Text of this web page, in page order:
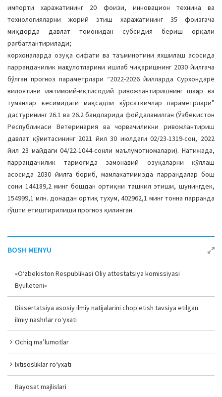
импорти харажатининг 20 фоизи, инновацион техника ва
технологияларни жорий этиш харажатининг 35 фоизгача
миқдорда давлат томонидан субсидия бериш орқали
рағбатлантирилади;
корхоналарда озуқа сифати ва таъминотини яхшилаш асосида
паррандачилик маҳсулотларини ишлаб чиқаришнинг 2030 йилгача
бўлган прогноз параметрлари “2022-2026 йилларда Сурхондарё
вилоятини ижтимоий-иқтисодий ривожлантиришнинг шаҳар ва
туманлар кесимидаги мақсадли кўрсаткичлар параметрлари”
дастурининг 26.1 ва 26.2 бандларида фойдаланилган (Ўзбекистон
Республикаси Ветеринария ва чорвачиликни ривожлантириш
давлат қўмитасининг 2021 йил 30 июлдаги 02/23-1319-сон, 2022
йил 23 майдаги 04/22-1044-сонли маълумотномалари). Натижада,
паррандачилик тармоғида замонавий озуқаларни қўллаш
асосида 2030 йилга бориб, мамлакатимизда паррандалар бош
сони 144189,2 минг бошдан ортиқни ташкил этиши, шунингдек,
154999,1 млн. донадан ортиқ тухум, 402962,1 минг тонна парранда
гўшти етиштирилиши прогноз қилинган.
BOSH MENYU
«O‘zbekiston Respublikasi Oliy attestatsiya komissiyasi
Byulleteni»
Dissertatsiya asosiy ilmiy natijalarini chop etish tavsiya etilgan
ilmiy nashrlar ro‘yxati
Ochiq ma’lumotlar
Ixtisosliklar ro‘yxati
Rayosat majlislari